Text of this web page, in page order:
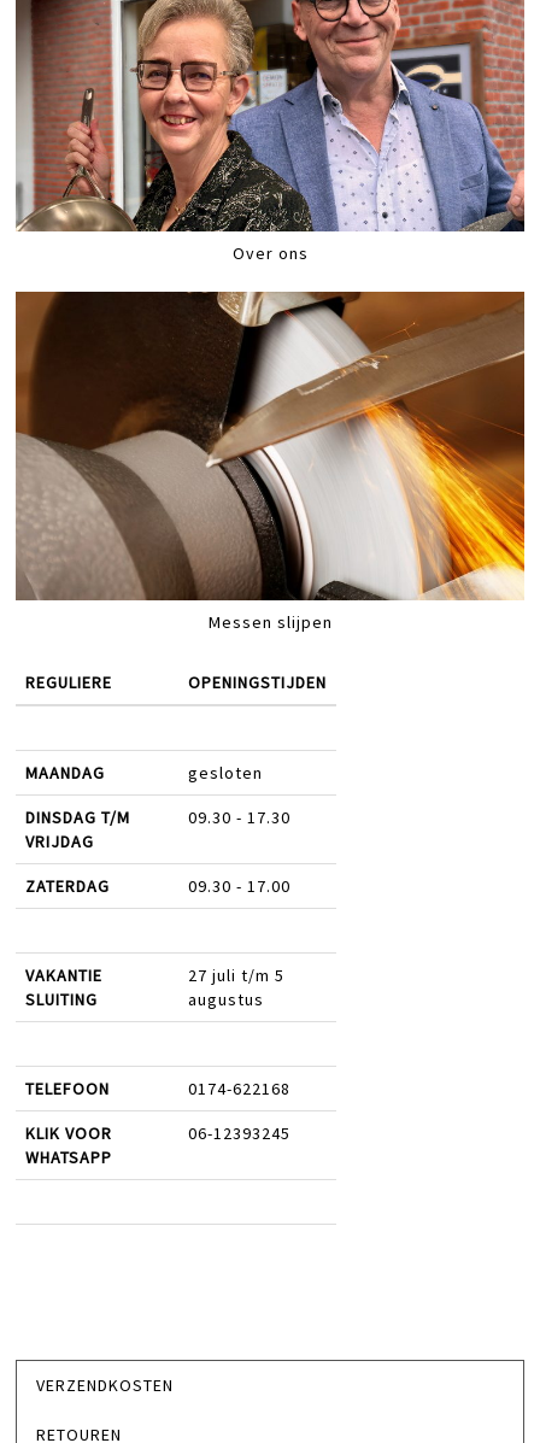
Over ons
Messen slijpen
REGULIERE OPENINGSTIJDEN
MAANDAG gesloten
DINSDAG T/M
VRIJDAG
09.30 - 17.30
ZATERDAG 09.30 - 17.00
VAKANTIE
SLUITING
27 juli t/m 5
augustus
TELEFOON 0174-622168
KLIK VOOR
WHATSAPP
06-12393245
VERZENDKOSTEN
RETOUREN